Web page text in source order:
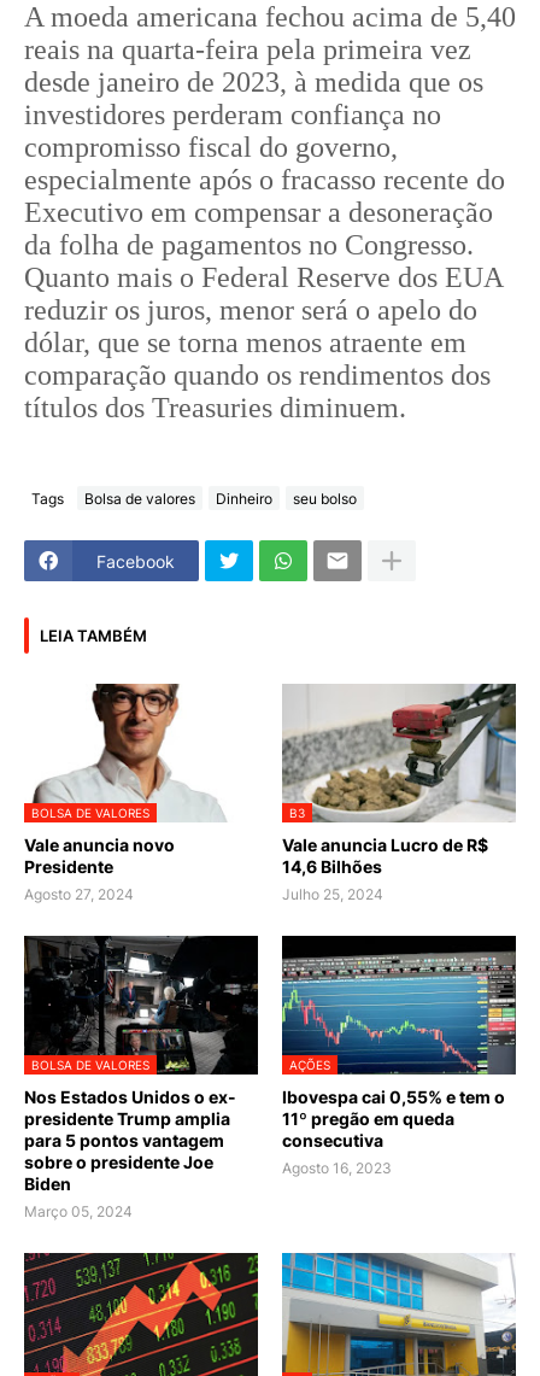
A moeda americana fechou acima de 5,40
reais na quarta-feira pela primeira vez
desde janeiro de 2023, à medida que os
investidores perderam confiança no
compromisso fiscal do governo,
especialmente após o fracasso recente do
Executivo em compensar a desoneração
da folha de pagamentos no Congresso.
Quanto mais o Federal Reserve dos EUA
reduzir os juros, menor será o apelo do
dólar, que se torna menos atraente em
comparação quando os rendimentos dos
títulos dos Treasuries diminuem.
Tags Bolsa de valores Dinheiro seu bolso
Facebook
LEIA TAMBÉM
BOLSA DE VALORES
Vale anuncia novo
Presidente
Agosto 27, 2024
B3
Vale anuncia Lucro de R$
14,6 Bilhões
Julho 25, 2024
BOLSA DE VALORES
Nos Estados Unidos o ex-
presidente Trump amplia
para 5 pontos vantagem
sobre o presidente Joe
Biden
Março 05, 2024
AÇÕES
Ibovespa cai 0,55% e tem o
11º pregão em queda
consecutiva
Agosto 16, 2023